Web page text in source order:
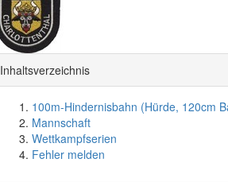
Inhaltsverzeichnis
100m-Hindernisbahn (Hürde, 120cm
Mannschaft
Wettkampfserien
Fehler melden